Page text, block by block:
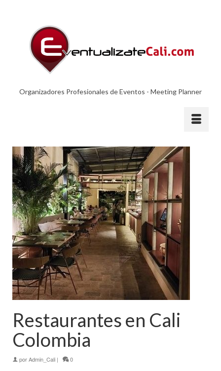
Organizadores Profesionales de Eventos - Meeting Planner
Restaurantes en Cali
Colombia
porAdmin_Cali | 0